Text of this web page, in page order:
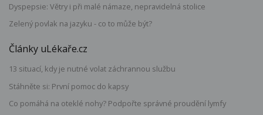
Dyspepsie: Větry i při malé námaze, nepravidelná stolice
Zelený povlak na jazyku - co to může být?
Články uLékaře.cz
13 situací, kdy je nutné volat záchrannou službu
Stáhněte si: První pomoc do kapsy
Co pomáhá na oteklé nohy? Podpořte správné proudění lymfy